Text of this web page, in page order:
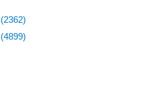
(2362)
(4899)